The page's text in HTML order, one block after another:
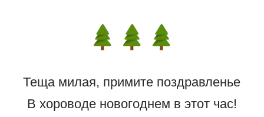
Теща милая, примите поздравленье
В хороводе новогоднем в этот час!